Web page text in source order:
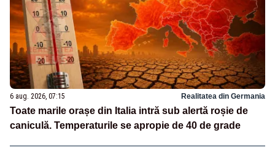
6 aug. 2026, 07:15 Realitatea din Germania
Toate marile orașe din Italia intră sub alertă roșie de
caniculă. Temperaturile se apropie de 40 de grade